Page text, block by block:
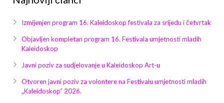
Galerija 2019
Galerija 2022
Galerija 2023
Galerija 2024
Izmijenjen program 16. Kaleidoskop festivala za srijedu i četvrtak
Objavljen kompletan program 16. Festivala umjetnosti mladih
Kaleidoskop
Javni poziv za sudjelovanje u Kaleidoskop Art-u
Otvoren javni poziv za volontere na Festivalu umjetnosti mladih
„Kaleidoskop“ 2026.